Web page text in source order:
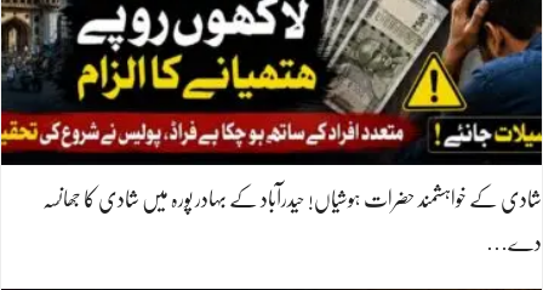
شادی کے خواہشمند حضرات ہوشیاں! حیدرآباد کے بہادر پورہ میں شادی کا جھانسہ
دے…